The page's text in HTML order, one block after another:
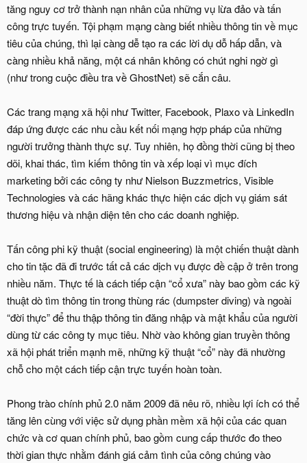
tăng nguy cơ trở thành nạn nhân của những vụ lừa đảo và tấn
công trực tuyến. Tội phạm mạng càng biết nhiều thông tin về mục
tiêu của chúng, thì lại càng dễ tạo ra các lời dụ dỗ hấp dẫn, và
càng nhiều khả năng, một cá nhân không có chút nghi ngờ gì
(như trong cuộc điều tra về GhostNet) sẽ cắn câu.
Các trang mạng xã hội như Twitter, Facebook, Plaxo và LinkedIn
đáp ứng được các nhu cầu kết nối mạng hợp pháp của những
người trưởng thành thực sự. Tuy nhiên, họ đồng thời cũng bị theo
dõi, khai thác, tìm kiếm thông tin và xếp loại vì mục đích
marketing bởi các công ty như Nielson Buzzmetrics, Visible
Technologies và các hãng khác thực hiện các dịch vụ giám sát
thương hiệu và nhận diện tên cho các doanh nghiệp.
Tấn công phi kỹ thuật (social engineering) là một chiến thuật dành
cho tin tặc đã đi trước tất cả các dịch vụ được đề cập ở trên trong
nhiều năm. Thực tế là cách tiếp cận “cổ xưa” này bao gồm các kỹ
thuật dò tìm thông tin trong thùng rác (dumpster diving) và ngoài
“đời thực” để thu thập thông tin đăng nhập và mật khẩu của người
dùng từ các công ty mục tiêu. Nhờ vào không gian truyền thông
xã hội phát triển mạnh mẽ, những kỹ thuật “cổ” này đã nhường
chỗ cho một cách tiếp cận trực tuyến hoàn toàn.
Phong trào chính phủ 2.0 năm 2009 đã nêu rõ, nhiều lợi ích có thể
tăng lên cùng với việc sử dụng phần mềm xã hội của các quan
chức và cơ quan chính phủ, bao gồm cung cấp thước đo theo
thời gian thực nhằm đánh giá cảm tình của công chúng vào